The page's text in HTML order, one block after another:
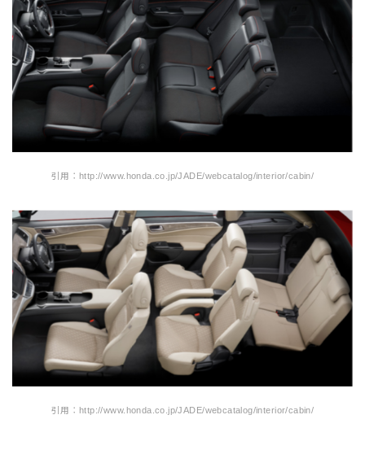
引用：http://www.honda.co.jp/JADE/webcatalog/interior/cabin/
引用：http://www.honda.co.jp/JADE/webcatalog/interior/cabin/